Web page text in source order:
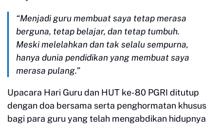
“Menjadi guru membuat saya tetap merasa
berguna, tetap belajar, dan tetap tumbuh.
Meski melelahkan dan tak selalu sempurna,
hanya dunia pendidikan yang membuat saya
merasa pulang.”
Upacara Hari Guru dan HUT ke-80 PGRI ditutup
dengan doa bersama serta penghormatan khusus
bagi para guru yang telah mengabdikan hidupnya